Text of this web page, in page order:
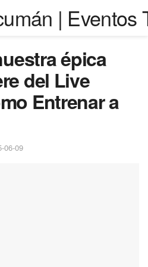
épica
del Live
Entrenar a
06-09